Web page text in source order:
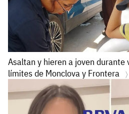
Asaltan y hieren a joven durante
límites de Monclova y Frontera